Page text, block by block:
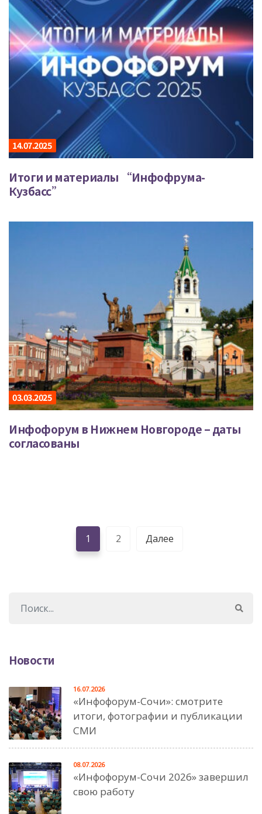
14.07.2025
Итоги и материалы “Инфофрума-
Кузбасс”
03.03.2025
Инфофорум в Нижнем Новгороде – даты
согласованы
1 2 Далее
Новости
«Инфофорум-Сочи»: смотрите
итоги, фотографии и публикации
СМИ
16.07.2026
«Инфофорум-Сочи 2026» завершил
свою работу
08.07.2026